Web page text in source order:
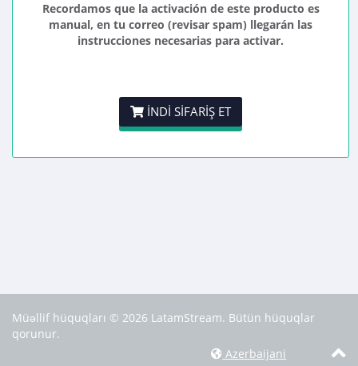
Recordamos que la activación de este producto es
manual, en tu correo (revisar spam) llegarán las
instrucciones necesarias para activar.
İNDI SIFARIŞ ET
Müəllif hüquqları © 2026 LatamStream. Bütün hüquqlar
qorunur.
Azerbaijani